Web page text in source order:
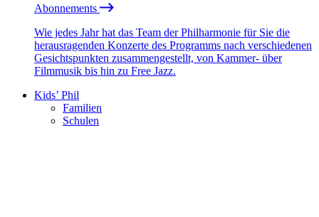
Abonnements
Wie jedes Jahr hat das Team der Philharmonie für Sie die
herausragenden Konzerte des Programms nach verschiedenen
Gesichtspunkten zusammengestellt, von Kammer- über
Filmmusik bis hin zu Free Jazz.
Kids’ Phil
Familien
Schulen